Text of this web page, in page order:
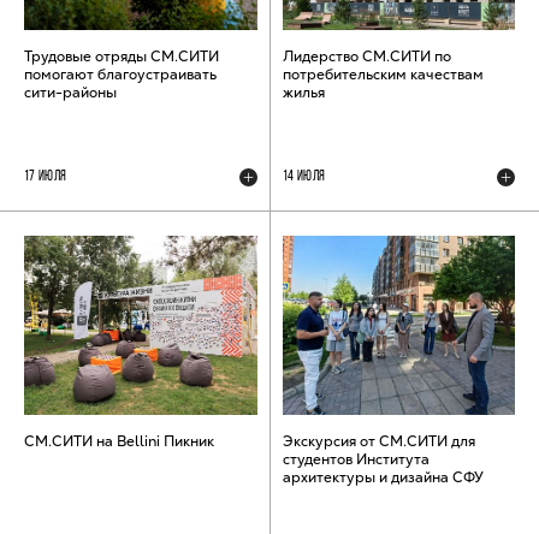
Трудовые отряды СМ.СИТИ
помогают благоустраивать
сити-районы
17 ИЮЛЯ
Лидерство СМ.СИТИ по
потребительским качествам
жилья
14 ИЮЛЯ
СМ.СИТИ на Bellini Пикник
Экскурсия от СМ.СИТИ для
студентов Института
архитектуры и дизайна СФУ